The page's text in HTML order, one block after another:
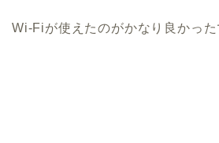
Wi-Fiが使えたのがかなり良かった